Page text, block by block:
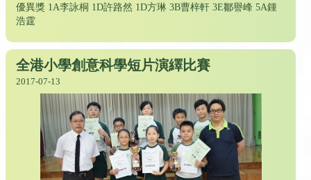
優異獎 1A李詠桐 1D許路然 1D方琳 3B曹梓軒 3E鄒譽峰 5A鍾
浩霆
全港小學創意科學短片演繹比賽
2017-07-13